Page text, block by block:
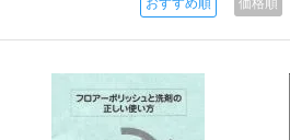
おすすめ順 価格順